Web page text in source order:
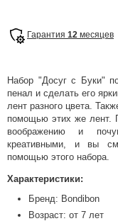
Гарантия 12 месяцев
Набор "Досуг с Буки"
пенал и сделать его
лент разного цвета.
помощью этих же лент.
воображению и
креативными, и вы
помощью этого набора.
Характеристики:
Бренд: Bondibon
Возраст: от 7 лет